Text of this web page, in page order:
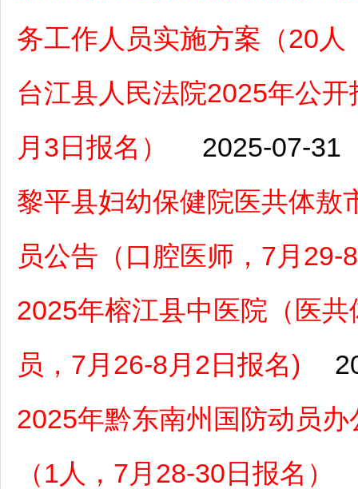
务工作人员实施方案（20人
台江县人民法院2025年公
月3日报名）
2025-07-31
黎平县妇幼保健院医共体敖
员公告（口腔医师，7月29-
2025年榕江县中医院（医
员，7月26-8月2日报名)
2025年黔东南州国防动员
（1人，7月28-30日报名）